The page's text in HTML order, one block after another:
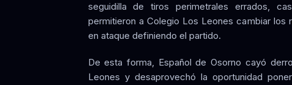
seguidilla de tiros perimetrales errados,
permitieron a Colegio Los Leones cambiar
en ataque definiendo el partido.
De esta forma, Español de Osorno cayó
Leones y desaprovechó la oportunidad